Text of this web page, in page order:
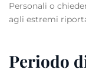
Personali o
agli estremi
Periodo